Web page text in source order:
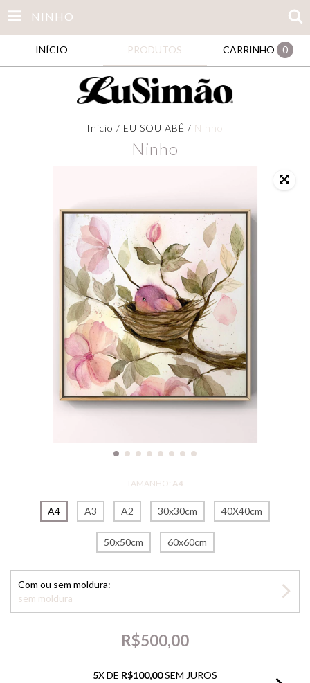
NINHO
INÍCIO PRODUTOS CARRINHO 0
Início / EU SOU ABÊ / Ninho
Ninho
TAMANHO: A4
A4 A3 A2 30x30cm 40X40cm
50x50cm 60x60cm
Com ou sem moldura:
sem moldura
R$500,00
5X DE R$100,00SEM JUROS